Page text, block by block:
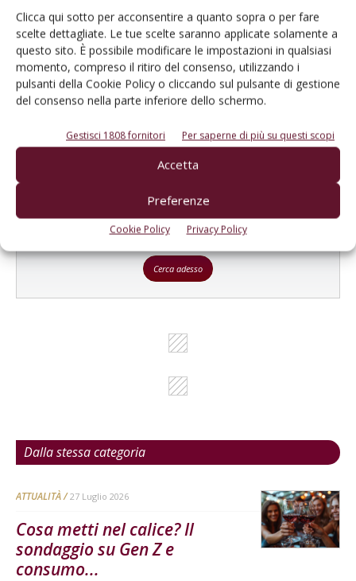
Clicca qui sotto per acconsentire a quanto sopra o per fare
scelte dettagliate. Le tue scelte saranno applicate solamente a
questo sito. È possibile modificare le impostazioni in qualsiasi
momento, compreso il ritiro del consenso, utilizzando i
pulsanti della Cookie Policy o cliccando sul pulsante di gestione
del consenso nella parte inferiore dello schermo.
Gestisci 1808 fornitori Per saperne di più su questi scopi
Accetta
Preferenze
Cookie Policy Privacy Policy
Catalogo Aziende e Prodotti
Un modo semplice per cercare un'azienda o un
prodotto!
L'Esperto risponde
I consigli di Terra e Vita agli agricoltori
Cerca adesso
Dalla stessa categoria
ATTUALITÀ 27 Luglio 2026
Cosa metti nel calice? Il
sondaggio su Gen Z e
consumo...